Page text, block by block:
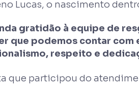
Lucas, o nascimento
gratidão à equipe de
que podemos contar com
respeito e
que participou do